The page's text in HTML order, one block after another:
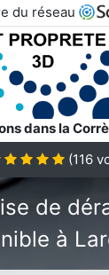
du réseau
dans la
(116
de
à